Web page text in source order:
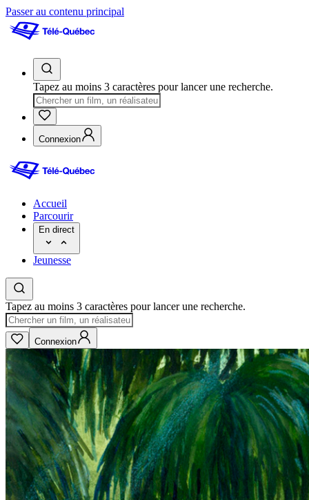
Passer au contenu principal
Tapez au moins 3 caractères pour lancer une recherche.
Connexion
Accueil
Parcourir
En direct
Jeunesse
Tapez au moins 3 caractères pour lancer une recherche.
Connexion